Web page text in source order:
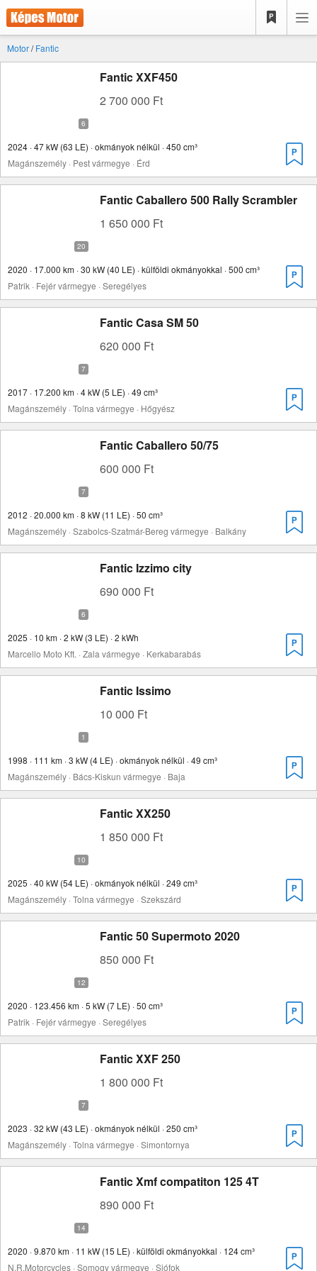
Motor/Fantic
Fantic XXF450
2 700 000 Ft
2024 · 47 kW (63 LE) · okmányok nélkül · 450 cm³
Magánszemély · Pest vármegye · Érd
Fantic Caballero 500 Rally Scrambler
1 650 000 Ft
2020 · 17.000 km · 30 kW (40 LE) · külföldi okmányokkal · 500 cm³
Patrik · Fejér vármegye · Seregélyes
Fantic Casa SM 50
620 000 Ft
2017 · 17.200 km · 4 kW (5 LE) · 49 cm³
Magánszemély · Tolna vármegye · Hőgyész
Fantic Caballero 50/75
600 000 Ft
2012 · 20.000 km · 8 kW (11 LE) · 50 cm³
Magánszemély · Szabolcs-Szatmár-Bereg vármegye · Balkány
Fantic Izzimo city
690 000 Ft
2025 · 10 km · 2 kW (3 LE) · 2 kWh
Marcello Moto Kft. · Zala vármegye · Kerkabarabás
Fantic Issimo
10 000 Ft
1998 · 111 km · 3 kW (4 LE) · okmányok nélkül · 49 cm³
Magánszemély · Bács-Kiskun vármegye · Baja
Fantic XX250
1 850 000 Ft
2025 · 40 kW (54 LE) · okmányok nélkül · 249 cm³
Magánszemély · Tolna vármegye · Szekszárd
Fantic 50 Supermoto 2020
850 000 Ft
2020 · 123.456 km · 5 kW (7 LE) · 50 cm³
Patrik · Fejér vármegye · Seregélyes
Fantic XXF 250
1 800 000 Ft
2023 · 32 kW (43 LE) · okmányok nélkül · 250 cm³
Magánszemély · Tolna vármegye · Simontornya
Fantic Xmf compatiton 125 4T
890 000 Ft
2020 · 9.870 km · 11 kW (15 LE) · külföldi okmányokkal · 124 cm³
N.R.Motorcycles · Somogy vármegye · Siófok